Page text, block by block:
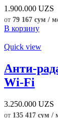
1.900.000 UZS
от 79 167 сум /
В корзину
Quick view
Анти-
Wi-Fi
3.250.000 UZS
от 135 417 сум /